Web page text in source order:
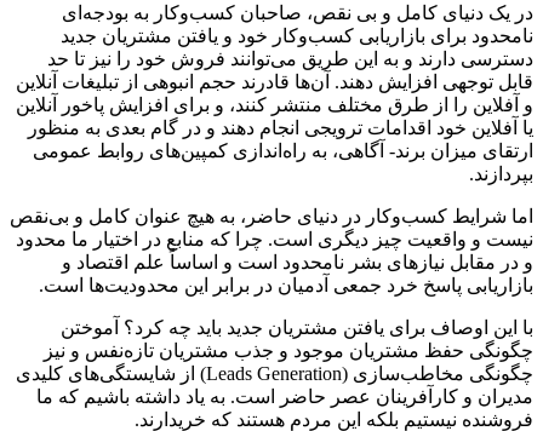
در یک دنیای کامل و بی نقص، صاحبان کسب‌و‌کار‌ به بودجه‌ای
نامحدود برای بازاریابی کسب‌و‌کار خود و یافتن مشتریان جدید
دسترسی دارند و به این طریق می‌توانند فروش خود را نیز تا حد
قابل توجهی افزایش دهند. آن‌ها قادرند حجم انبوهی از تبلیغات آنلاین
و آفلاین را از طرق مختلف منتشر کنند، و برای افزایش پاخور آنلاین
یا آفلاین خود اقدامات ترویجی انجام دهند و در گام بعدی به منظور
ارتقای میزان برند- آگاهی، به راه‌اندازی کمپین‌های روابط عمومی
بپردازند.
اما شرایط کسب‌و‌کار در دنیای حاضر، به هیچ عنوان کامل و بی‌نقص
نیست و واقعیت چیز دیگری است. چرا که منابع در اختیار ما محدود
و در مقابل نیازهای بشر نامحدود است و اساساً علم اقتصاد و
بازاریابی پاسخ خرد جمعی آدمیان در برابر این محدودیت‌ها است.
با این اوصاف برای یافتن مشتریان جدید باید چه کرد؟ آموختن
چگونگی حفظ مشتریان موجود و جذب مشتریان تازه‌نفس و نیز
چگونگی مخاطب‌سازی (Leads Generation) از شایستگی‌های کلیدی
مدیران و کارآفرینان عصر حاضر است. به یاد داشته باشیم که ما
فروشنده نیستیم بلکه این مردم هستند که خریدارند.